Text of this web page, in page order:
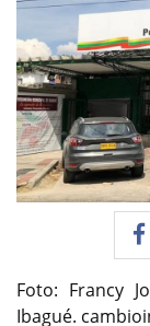
Foto: Francy
Ibagué.